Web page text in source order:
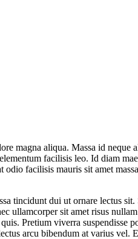
magna aliqua. Massa id neque
facilisis leo. Id diam
facilisis mauris sit amet
tincidunt dui ut ornare lectus
ullamcorper sit amet risus
Pretium viverra
arcu bibendum at varius vel.